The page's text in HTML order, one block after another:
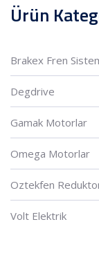
Ürün
Brakex Fren
Degdrive
Gamak Motorlar
Omega Motorlar
Oztekfen
Volt Elektrik